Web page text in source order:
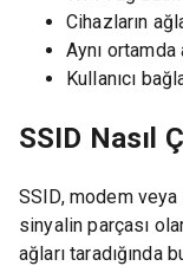
Cihazların
Aynı ortamda
Kullanıcı
SSID Nasıl
SSID, modem veya
sinyalin parçası
ağları taradığında